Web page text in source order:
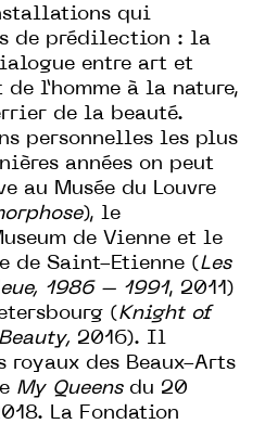
qui
de prédilection : la
entre art et
l’homme à la nature,
de la beauté.
personnelles les plus
années on peut
au Musée du Louvre
), le
de Vienne et le
de Saint-Etienne ( Les
1986 – 1991, 2011)
( Knight of
2016). Il
royaux des Beaux-Arts
My Queensdu 20
La Fondation